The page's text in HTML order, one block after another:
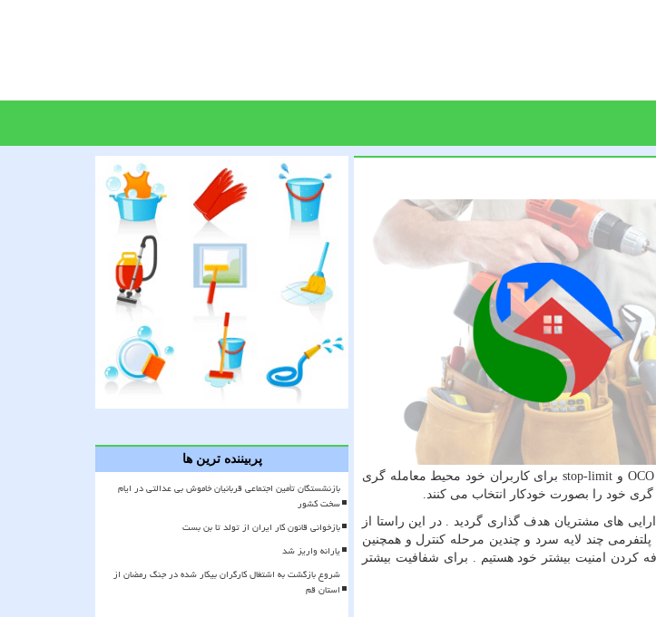
OCO و stop-limitبرای کاربران خود محیط معامله گری
خود را بصورت خودکار انتخاب می کنند.
های مشتریان هدف گذاری گردید . در این راستا از
چند لایه سرد و چندین مرحله کنترل و همچنین
کردن امنیت بیشتر خود هستیم . برای شفافیت بیشتر
پربیننده ترین ها
بازنشستگان تأمین اجتماعی قربانیان خاموش بی عدالتی در ایام
سخت کشور
بازخوانی قانون کار ایران از تولد تا بن بست
یارانه واریز شد
شروع بازگشت به اشتغال کارگران بیکار شده در جنگ رمضان از
استان قم